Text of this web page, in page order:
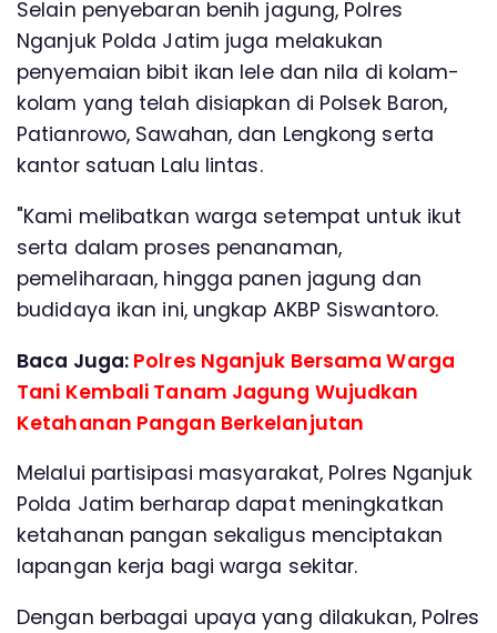
Selain penyebaran benih jagung, Polres
Nganjuk Polda Jatim juga melakukan
penyemaian bibit ikan lele dan nila di kolam-
kolam yang telah disiapkan di Polsek Baron,
Patianrowo, Sawahan, dan Lengkong serta
kantor satuan Lalu lintas.
"Kami melibatkan warga setempat untuk ikut
serta dalam proses penanaman,
pemeliharaan, hingga panen jagung dan
budidaya ikan ini, ungkap AKBP Siswantoro.
Baca Juga: Polres Nganjuk Bersama Warga
Tani Kembali Tanam Jagung Wujudkan
Ketahanan Pangan Berkelanjutan
Melalui partisipasi masyarakat, Polres Nganjuk
Polda Jatim berharap dapat meningkatkan
ketahanan pangan sekaligus menciptakan
lapangan kerja bagi warga sekitar.
Dengan berbagai upaya yang dilakukan, Polres